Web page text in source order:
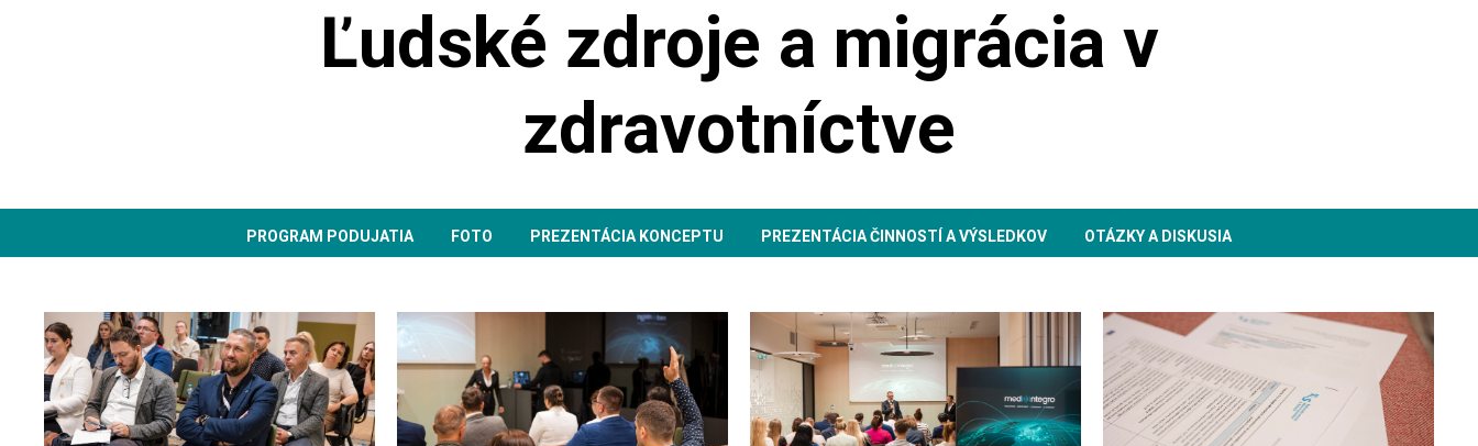
Ľudské zdroje a migrácia v
zdravotníctve
PROGRAM PODUJATIA FOTO PREZENTÁCIA KONCEPTU PREZENTÁCIA ČINNOSTÍ A VÝSLEDKOV OTÁZKY A DISKUSIA